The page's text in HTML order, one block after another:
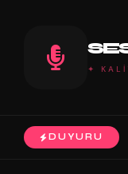
✦
DUYURU
Adresindesiniz İyi